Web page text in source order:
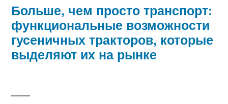
Больше, чем просто транспорт:
функциональные возможности
гусеничных тракторов, которые
выделяют их на рынке